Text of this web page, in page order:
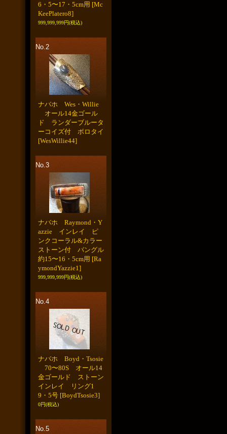
6・5〜17・5cm用 [Mc
KeePlatero8]
999,999,999円(税込)
No.2
ナバホ Wes・Willie
オール14金ゴール
ド ランダーブルータ
ーコイズ付 ボロタイ
[WesWillie44]
No.3
ナバホ Raymond・Y
azzie インレイ ピ
ンクコーラル&カラー
ストーン付 バングル
約15〜16・5cm用 [Ra
ymondYazzie1]
999,999,999円(税込)
No.4
ナバホ Boyd・Tsosie
70〜80S オール14
金ゴールド ストーン
インレイ リング1
9・5号 [BoydTsosie3]
0円(税込)
No.5